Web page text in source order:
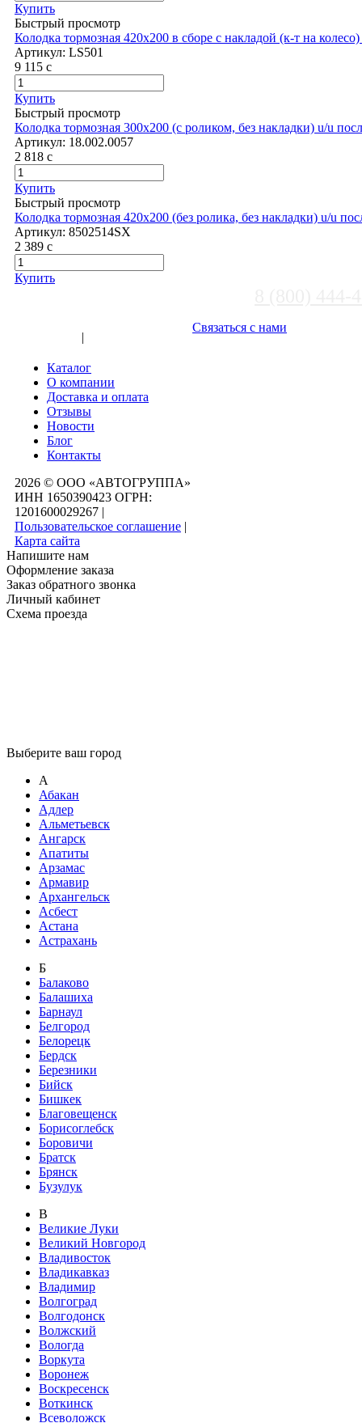
Купить
Быстрый просмотр
Колодка тормозная 420х200 в сборе с накладой (к-т на
Артикул: LS501
9 115 c
Купить
Быстрый просмотр
Колодка тормозная 300х200 (с роликом, без накладки) u/u
Артикул: 18.002.0057
2 818 c
Купить
Быстрый просмотр
Колодка тормозная 420х200 (без ролика, без накладки) u/u
Артикул: 8502514SX
2 389 c
Купить
|
Связаться с нами
Каталог
О компании
Доставка и оплата
Отзывы
Новости
Блог
Контакты
2026 © ООО «АВТОГРУППА»
ИНН 1650390423 ОГРН:
1201600029267 |
Пользовательское соглашение |
Карта сайта
Напишите нам
Оформление заказа
Заказ обратного звонка
Личный кабинет
Схема проезда
Выберите ваш город
А
Абакан
Адлер
Альметьевск
Ангарск
Апатиты
Арзамас
Армавир
Архангельск
Асбест
Астана
Астрахань
Б
Балаково
Балашиха
Барнаул
Белгород
Белорецк
Бердск
Березники
Бийск
Бишкек
Благовещенск
Борисоглебск
Боровичи
Братск
Брянск
Бузулук
В
Великие Луки
Великий Новгород
Владивосток
Владикавказ
Владимир
Волгоград
Волгодонск
Волжский
Вологда
Воркута
Воронеж
Воскресенск
Воткинск
Всеволожск